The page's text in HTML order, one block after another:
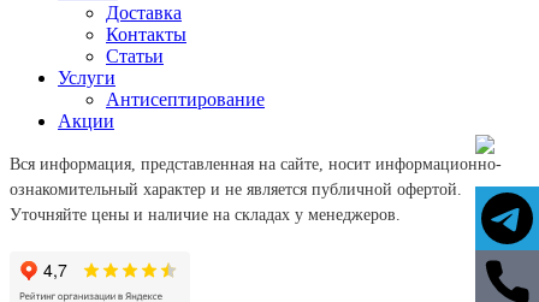
Доставка
Контакты
Статьи
Услуги
Антисептирование
Акции
Вся информация, представленная на сайте, носит информационно-
ознакомительный характер и не является публичной офертой.
Уточняйте цены и наличие на складах у менеджеров.